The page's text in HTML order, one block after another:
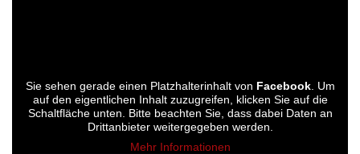
Sie sehen gerade einen Platzhalterinhalt von Facebook. Um
auf den eigentlichen Inhalt zuzugreifen, klicken Sie auf die
Schaltfläche unten. Bitte beachten Sie, dass dabei Daten an
Drittanbieter weitergegeben werden.
Mehr Informationen